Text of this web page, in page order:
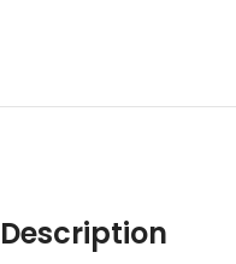
Description